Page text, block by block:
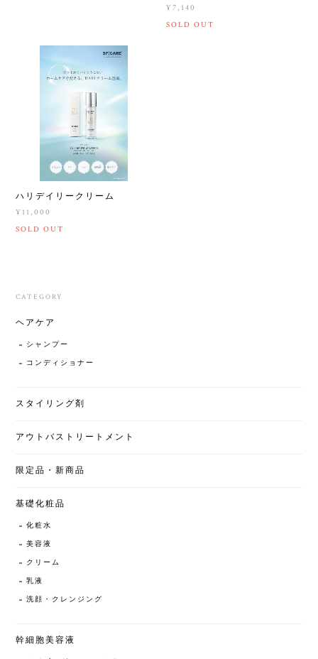
¥7,140
SOLD OUT
ハリデイリークリーム
¥11,000
SOLD OUT
CATEGORY
ヘアケア
シャンプー
コンディショナー
スタイリング剤
アウトバストリートメント
限定品・新商品
基礎化粧品
化粧水
美容液
クリーム
乳液
洗顔・クレンジング
幹細胞美容液